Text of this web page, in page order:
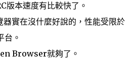
版本速度有比較快了。
實在沒什麼好說的，性能受限於
台。
Browser就夠了。